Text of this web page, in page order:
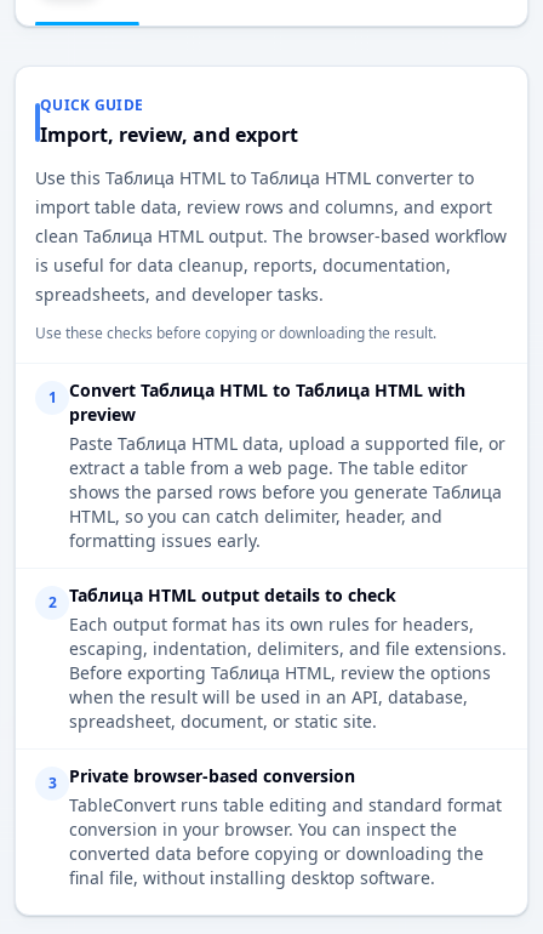
QUICK GUIDE
Import, review, and export
Use this Таблица HTML to Таблица HTML converter to
import table data, review rows and columns, and export
clean Таблица HTML output. The browser-based workflow
is useful for data cleanup, reports, documentation,
spreadsheets, and developer tasks.
Use these checks before copying or downloading the result.
1
Convert Таблица HTML to Таблица HTML with
preview
Paste Таблица HTML data, upload a supported file, or
extract a table from a web page. The table editor
shows the parsed rows before you generate Таблица
HTML, so you can catch delimiter, header, and
formatting issues early.
2
Таблица HTML output details to check
Each output format has its own rules for headers,
escaping, indentation, delimiters, and file extensions.
Before exporting Таблица HTML, review the options
when the result will be used in an API, database,
spreadsheet, document, or static site.
3
Private browser-based conversion
TableConvert runs table editing and standard format
conversion in your browser. You can inspect the
converted data before copying or downloading the
final file, without installing desktop software.